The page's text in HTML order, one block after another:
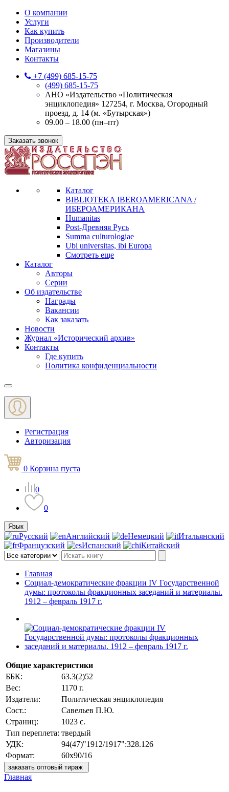
О компании
Услуги
Как купить
Производители
Магазины
Контакты
+7 (499) 685-15-75
(499) 685-15-75
АНО «Издательство «Политическая
энциклопедия» 127254, г. Москва, Огородный
проезд, д. 14 (м. «Бутырская»)
09.00 – 18.00 (пн–пт)
Заказать звонок
Каталог
BIBLIOTEKA IBEROAMERICANA /
ИБЕРОАМЕРИКАНА
Humanitas
Post-Древняя Русь
Summa culturologiae
Ubi universitas, ibi Europa
Смотреть еще
Каталог
Авторы
Серии
Об издательстве
Награды
Вакансии
Как заказать
Новости
Журнал «Исторический архив»‎
Контакты
Где купить
Политика конфиденциальности
Меню
Регистрация
Авторизация
0 Корзина пуста
0
0
Язык
Русский Английский Немецкий
Итальянский
Французский
Испанский Китайский
Главная
Социал-демократические фракции IV Государственной
думы: протоколы фракционных заседаний и материалы.
1912 – февраль 1917 г.
Общие характеристики
ББК:
63.3(2)52
Вес:
1170 г.
Издатели:
Политическая энциклопедия
Сост.:
Савельев П.Ю.
Страниц:
1023 с.
Тип переплета: твердый
УДК:
94(47)"1912/1917":328.126
Формат:
60х90/16
заказать оптовый тираж
Главная